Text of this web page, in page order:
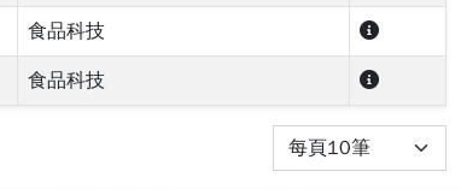
食品科技
食品科技